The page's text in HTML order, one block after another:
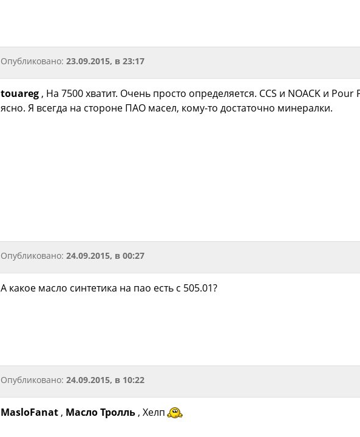
Опубликовано: 23.09.2015, в 23:17
touareg , На 7500 хватит. Очень просто определяется. CCS и NOACK и
ясно. Я всегда на стороне ПАО масел, кому-то достаточно минералки.
Опубликовано: 24.09.2015, в 00:27
А какое масло синтетика на пао есть с 505.01?
Опубликовано: 24.09.2015, в 10:22
MasloFanat , Масло Тролль , Хелп